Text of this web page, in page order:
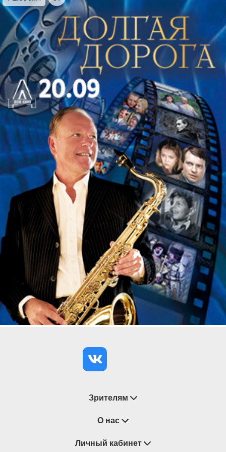
просто так выиграли эту путевку. Следуйте за
сторожем! Но будьте начеку: в лесу вас ждут
мистические обряды, сложный моральный выбор
и несчастная любовь (или даже помешательство).
Зачем вы тут? Кто собрал вас здесь? Разгадаете
ли вы все тайны этого места?
Зрителям
Восстановление билетов
Замена / Отмена / Перенос мероприятий
О нас
О компании
Личный кабинет